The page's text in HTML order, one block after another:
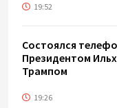
19:52
Состоялся
Президентом
Трампом
19:26